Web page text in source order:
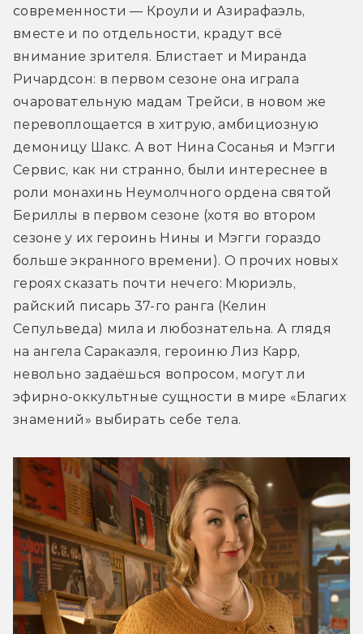
современности — Кроули и Азирафаэль,
вместе и по отдельности, крадут всё
внимание зрителя. Блистает и Миранда
Ричардсон: в первом сезоне она играла
очаровательную мадам Трейси, в новом же
перевоплощается в хитрую, амбициозную
демоницу Шакс. А вот Нина Сосанья и Мэгги
Сервис, как ни странно, были интереснее в
роли монахинь Неумолчного ордена святой
Бериллы в первом сезоне (хотя во втором
сезоне у их героинь Нины и Мэгги гораздо
больше экранного времени). О прочих новых
героях сказать почти нечего: Мюриэль,
райский писарь 37-го ранга (Келин
Сепульведа) мила и любознательна. А глядя
на ангела Саракаэля, героиню Лиз Карр,
невольно задаёшься вопросом, могут ли
эфирно-оккультные сущности в мире «Благих
знамений» выбирать себе тела.